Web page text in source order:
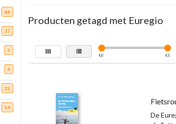
66
37
3
4
22
14
Producten getagd met Euregio
€0 €5
De